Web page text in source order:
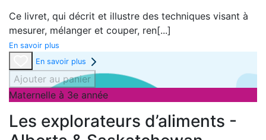
Ce livret, qui décrit et illustre des techniques visant à
mesurer, mélanger et couper, ren[...]
En savoir plus
En savoir plus
Ajouter au panier
Maternelle à 3e année
Les explorateurs d’aliments -